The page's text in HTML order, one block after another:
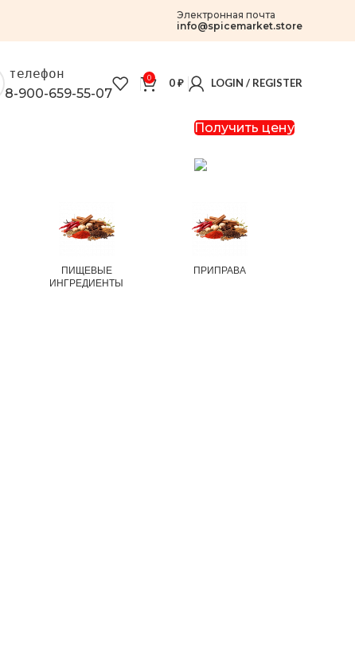
Электронная почта
info@spicemarket.store
телефон
8-900-659-55-07
0 0₽ LOGIN / REGISTER
Получить цену
ПИЩЕВЫЕ
ИНГРЕДИЕНТЫ
ПРИПРАВА